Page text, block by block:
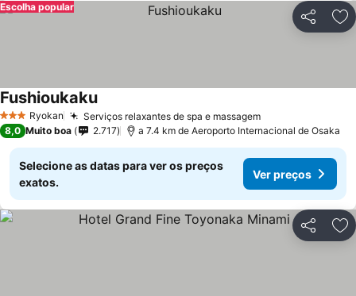
Partilhar
Escolha popular
3 EstrelasRyokan Serviços relaxantes de spa e massagemVer preços
FushioukakuVer preços
8,0 Muito boa 2.717 a 7.4 km de Aeroporto Internacional de Osaka
Selecione as datas para ver os preços
exatos.
Ver preços
Partilhar